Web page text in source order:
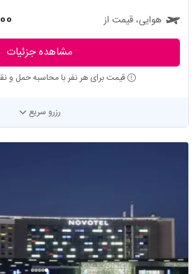
هوایی، قیمت از
مشاهده جزئیات
قیمت برای هر نفر با محاسبه حمل و
رزرو سریع